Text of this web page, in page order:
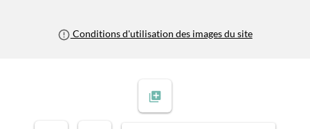
Conditions d'utilisation des images du site